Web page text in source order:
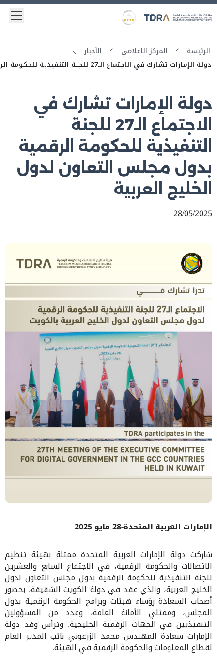
Logo
Gold star Logo
الرئيسة المركز الاعلامي
الأخبار
دولة الإمارات تشارك في الاجتماع الـ27 للجنة التنفيذية للحكومة الرقمية بدول مجلس التعاون لدول الخليج العربية
دولة الإمارات تشارك في
الاجتماع الـ27 للجنة
التنفيذية للحكومة الرقمية
بدول مجلس التعاون لدول
الخليج العربية
28/05/2025
الإمارات العربية المتحدة-28مايو 2025
شاركت دولة الإمارات العربية المتحدة ممثلة بهيئة تنظيم
الاتصالات والحكومة الرقمية، في الاجتماع السابع والعشرين
للجنة التنفيذية للحكومة الرقمية بدول مجلس التعاون لدول
الخليج العربية، والذي عقد في دولة الكويت الشقيقة، بحضور
أصحاب السعادة رؤساء هيئات وبرامج الحكومة الرقمية بدول
المجلس، وممثلي الأمانة العامة، وعدد من المسؤولين
التنفيذيين في الجهات الرقمية الخليجية. وترأس وفد دولة
الإمارات سعادة المهندس محمد الزرعوني نائب المدير العام
لقطاع المعلومات والحكومة الرقمية في الهيئة.